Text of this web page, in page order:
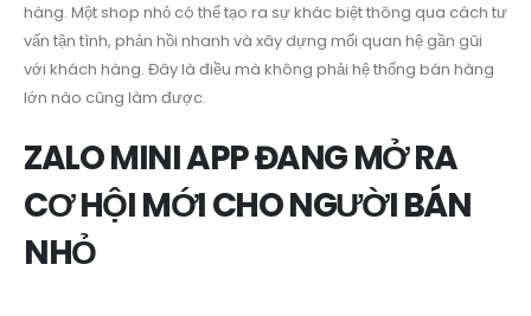
hàng. Một shop nhỏ có thể tạo ra sự khác biệt thông qua cách tư
vấn tận tình, phản hồi nhanh và xây dựng mối quan hệ gần gũi
với khách hàng. Đây là điều mà không phải hệ thống bán hàng
lớn nào cũng làm được.
ZALO MINI APP ĐANG MỞ RA
CƠ HỘI MỚI CHO NGƯỜI BÁN
NHỎ